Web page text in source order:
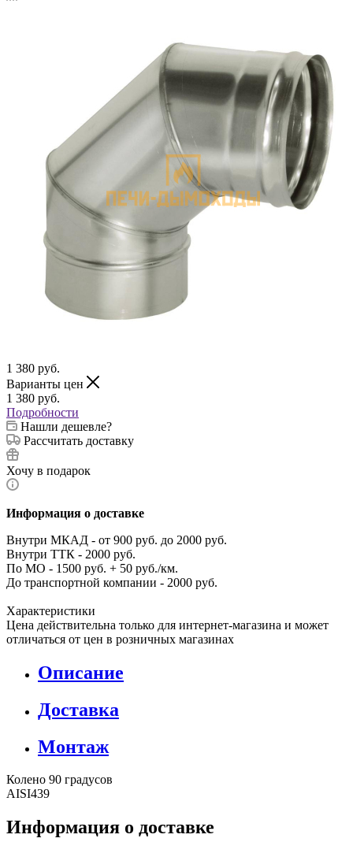
1 380 руб.
Варианты цен
1 380 руб.
Подробности
Нашли дешевле?
Рассчитать доставку
Хочу в подарок
Информация о доставке
Внутри МКАД - от 900 руб. до 2000 руб.
Внутри ТТК - 2000 руб.
По МО - 1500 руб. + 50 руб./км.
До транспортной компании - 2000 руб.
Характеристики
Цена действительна только для интернет-магазина и может
отличаться от цен в розничных магазинах
Описание
Доставка
Монтаж
Колено 90 градусов
AISI439
Информация о доставке